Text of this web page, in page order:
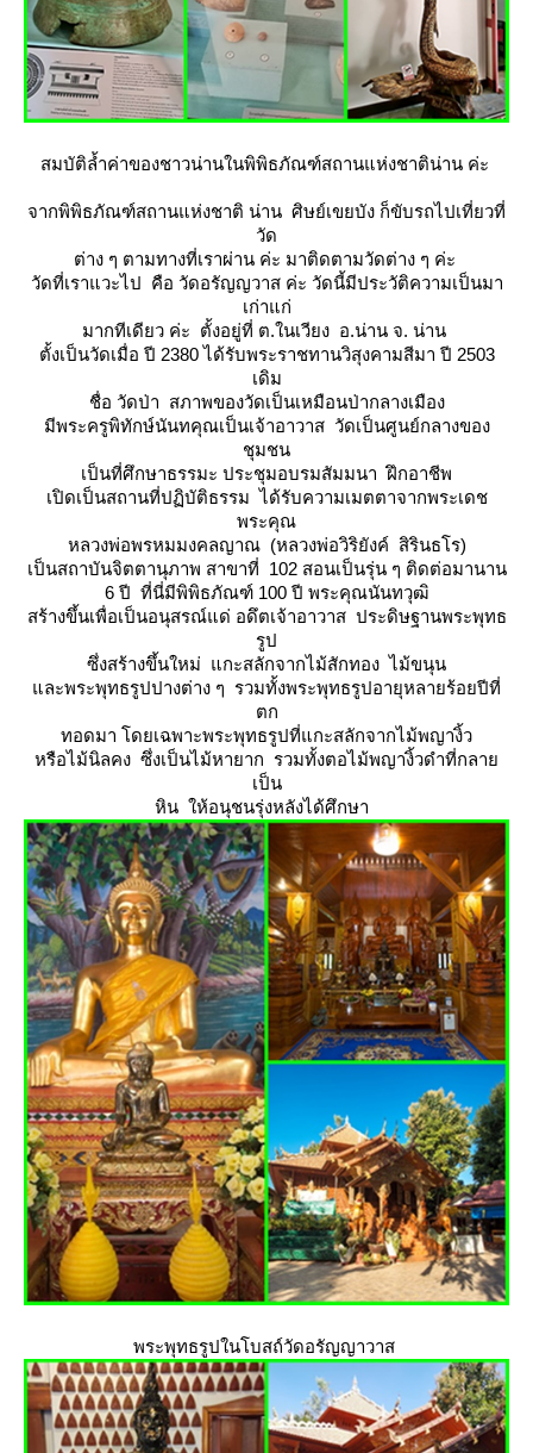
สมบัติล้ำค่าของชาวน่านในพิพิธภัณฑ์สถานแห่งชาติน่าน ค่ะ
จากพิพิธภัณฑ์สถานแห่งชาติ น่าน ศิษย์เขยบัง ก็ขับรถไปเที่ยวที่
วัด
ต่าง ๆ ตามทางที่เราผ่าน ค่ะ มาติดตามวัดต่าง ๆ ค่ะ
วัดที่เราแวะไป คือ วัดอรัญญวาส ค่ะ วัดนี้มีประวัติความเป็นมา
เก่าแก่
มากทีเดียว ค่ะ ตั้งอยู่ที่ ต.ในเวียง อ.น่าน จ. น่าน
ตั้งเป็นวัดเมื่อ ปี 2380 ได้รับพระราชทานวิสุงคามสีมา ปี 2503
เดิม
ชื่อ วัดป่า สภาพของวัดเป็นเหมือนป่ากลางเมือง
มีพระครูพิทักษ์นันทคุณเป็นเจ้าอาวาส วัดเป็นศูนย์กลางของ
ชุมชน
เป็นที่ศึกษาธรรมะ ประชุมอบรมสัมมนา ฝึกอาชีพ
เปิดเป็นสถานที่ปฏิบัติธรรม ได้รับความเมตตาจากพระเดช
พระคุณ
หลวงพ่อพรหมมงคลญาณ (หลวงพ่อวิริยังค์ สิรินธโร)
เป็นสถาบันจิตตานุภาพ สาขาที่ 102 สอนเป็นรุ่น ๆ ติดต่อมานาน
6 ปี ที่นี่มีพิพิธภัณฑ์ 100 ปี พระคุณนันทวุฒิ
สร้างขึ้นเพื่อเป็นอนุสรณ์แด่ อดึตเจ้าอาวาส ประดิษฐานพระพุทธ
รูป
ซึ่งสร้างขึ้นใหม่ แกะสลักจากไม้สักทอง ไม้ขนุน
ละพระพุทธรูปปางต่าง ๆ รวมทั้งพระพุทธรูปอายุหลายร้อยปีที่
ตก
ทอดมา โดยเฉพาะพระพุทธรูปที่แกะสลักจากไม้พญางิ้ว
หรือไม้นิลคง ซึ่งเป็นไม้หายาก รวมทั้งตอไม้พญางิ้วดำที่กลา
เป็น
หิน ให้อนุชนรุ่งหลังได้ศึกษา
พระพุทธรูปในโบสถ์วัดอรัญญาวาส